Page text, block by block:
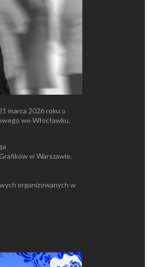
marca 2026 roku o
we Włocławku.
w Warszawie.
organizowanych w